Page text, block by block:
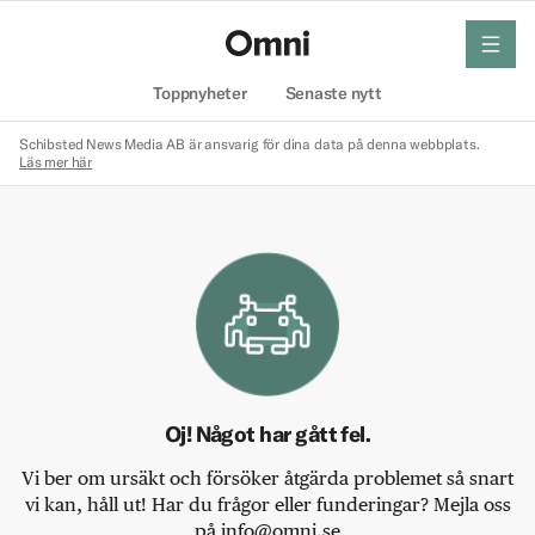
Toppnyheter Senaste nytt
meny
Schibsted News Media AB är ansvarig för dina data på denna webbplats.
Läs mer här
Oj! Något har gått fel.
Vi ber om ursäkt och försöker åtgärda problemet så snart
vi kan, håll ut! Har du frågor eller funderingar? Mejla oss